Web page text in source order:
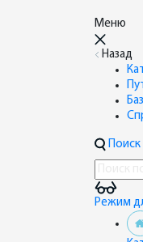
Меню
Назад
Поиск
Режим